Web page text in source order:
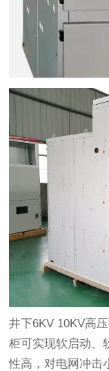
井下6KV 10KV高
柜可实现软启动、
性高，对电网冲击